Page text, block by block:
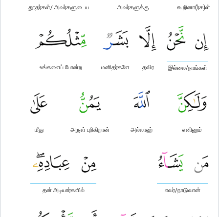
கூறினா(ர்க)ள்
அவர்களுக்கு
தூதர்கள்/ அவர்களுடைய
இல்லை/நாங்கள்
தவிர
மனிதர்களே
உங்களைப் போன்ற
எனினும்
அல்லாஹ்
அருள் புரிகிறான்
மீது
எவர்/நாடுவான்
தன் அடியார்களில்